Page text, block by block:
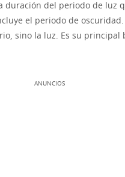
duración del periodo de luz
el periodo de oscuridad.
sino la luz. Es su principal
ANUNCIOS